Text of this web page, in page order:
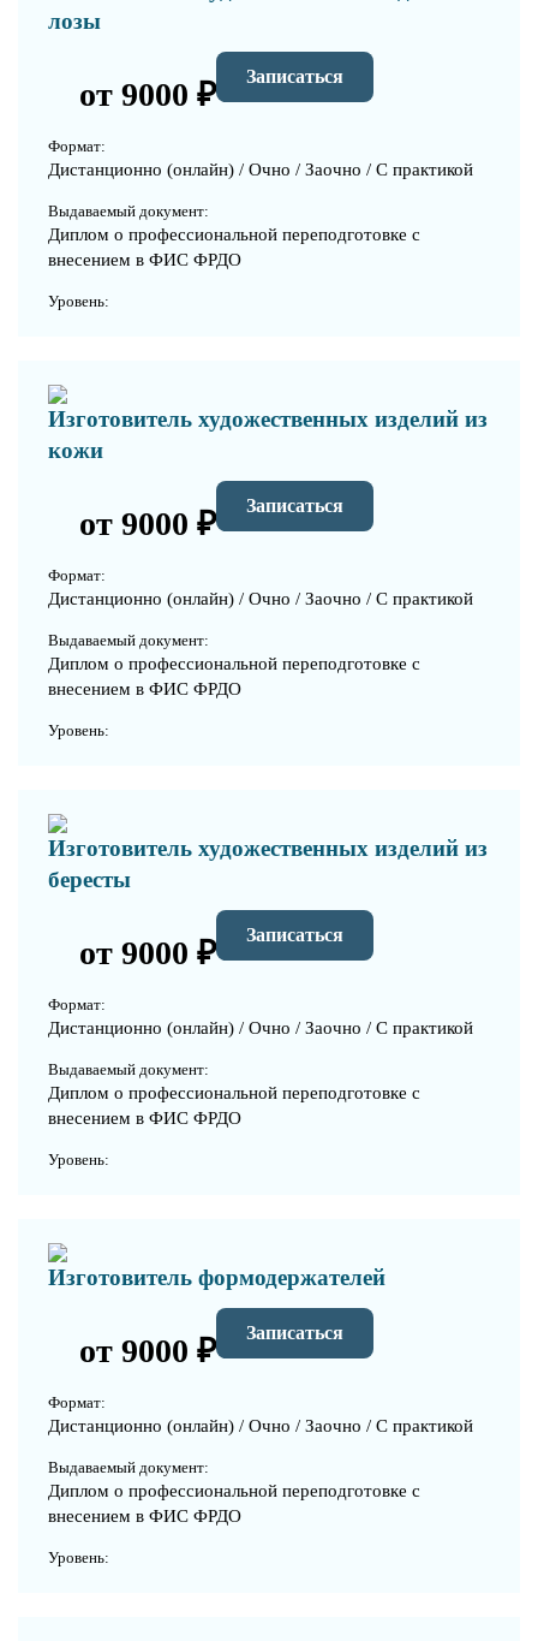
лозы
от 9000 ₽ Записаться
Формат:
Дистанционно (онлайн) / Очно / Заочно / С практикой
Выдаваемый документ:
Диплом о профессиональной переподготовке с
внесением в ФИС ФРДО
Уровень:
Изготовитель художественных изделий из
кожи
от 9000 ₽ Записаться
Формат:
Дистанционно (онлайн) / Очно / Заочно / С практикой
Выдаваемый документ:
Диплом о профессиональной переподготовке с
внесением в ФИС ФРДО
Уровень:
Изготовитель художественных изделий из
бересты
от 9000 ₽ Записаться
Формат:
Дистанционно (онлайн) / Очно / Заочно / С практикой
Выдаваемый документ:
Диплом о профессиональной переподготовке с
внесением в ФИС ФРДО
Уровень:
Изготовитель формодержателей
от 9000 ₽ Записаться
Формат:
Дистанционно (онлайн) / Очно / Заочно / С практикой
Выдаваемый документ:
Диплом о профессиональной переподготовке с
внесением в ФИС ФРДО
Уровень: